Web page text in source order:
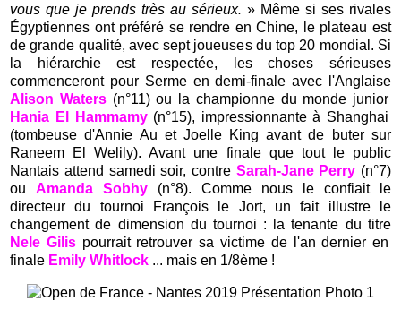
vous que je prends très au sérieux. » Même si ses rivales
Égyptiennes ont préféré se rendre en Chine, le plateau est
de grande qualité, avec sept joueuses du top 20 mondial. Si
la hiérarchie est respectée, les choses sérieuses
commenceront pour Serme en demi-finale avec l'Anglaise
Alison Waters(n°11) ou la championne du monde junior
Hania El Hammamy(n°15), impressionnante à Shanghai
(tombeuse d'Annie Au et Joelle King avant de buter sur
Raneem El Welily). Avant une finale que tout le public
Nantais attend samedi soir, contre Sarah-Jane Perry (n°7)
ouAmanda Sobhy (n°8). Comme nous le confiait le
directeur du tournoi François le Jort, un fait illustre le
changement de dimension du tournoi : la tenante du titre
Nele Gilis pourrait retrouver sa victime de l'an dernier en
finale Emily Whitlock ... mais en 1/8ème !